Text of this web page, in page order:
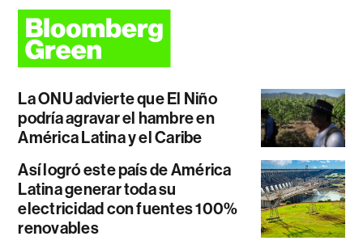
La ONU advierte que El Niño
podría agravar el hambre en
América Latina y el Caribe
Así logró este país de América
Latina generar toda su
electricidad con fuentes 100%
renovables